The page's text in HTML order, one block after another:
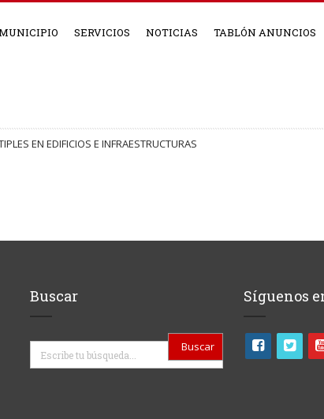
SERVICIOS NOTICIAS TABLÓN ANUNCIOS
EN EDIFICIOS E INFRAESTRUCTURAS
Buscar
Buscar
Síguenos